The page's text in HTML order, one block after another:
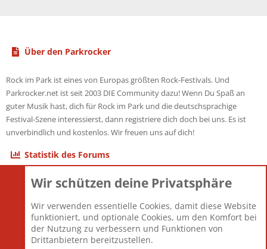
Über den Parkrocker
Rock im Park ist eines von Europas größten Rock-Festivals. Und
Parkrocker.net ist seit 2003 DIE Community dazu! Wenn Du Spaß an
guter Musik hast, dich für Rock im Park und die deutschsprachige
Festival-Szene interessierst, dann registriere dich doch bei uns. Es ist
unverbindlich und kostenlos. Wir freuen uns auf dich!
Statistik des Forums
Themen
Mitglieder
12.427
Neuestes Mitglied
Berlin
Wir schützen deine Privatsphäre
Wir verwenden essentielle Cookies, damit diese Website
funktioniert, und optionale Cookies, um den Komfort bei
der Nutzung zu verbessern und Funktionen von
Drittanbietern bereitzustellen.